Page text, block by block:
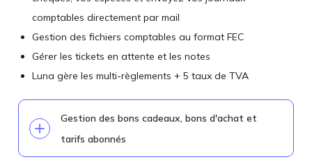
comptables directement par mail
Gestion des fichiers comptables au format FEC
Gérer les tickets en attente et les notes
Luna gère les multi-règlements + 5 taux de TVA
Gestion des bons cadeaux, bons d'achat et
tarifs abonnés